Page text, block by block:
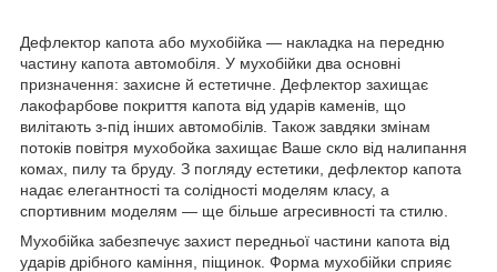
Дефлектор капота або мухобійка — накладка на передню
частину капота автомобіля. У мухобійки два основні
призначення: захисне й естетичне. Дефлектор захищає
лакофарбове покриття капота від ударів каменів, що
вилітають з-під інших автомобілів. Також завдяки змінам
потоків повітря мухобойка захищає Ваше скло від налипання
комах, пилу та бруду. З погляду естетики, дефлектор капота
надає елегантності та солідності моделям класу, а
спортивним моделям — ще більше агресивності та стилю.
Мухобійка забезпечує захист передньої частини капота від
ударів дрібного каміння, піщинок. Форма мухобійки сприяє